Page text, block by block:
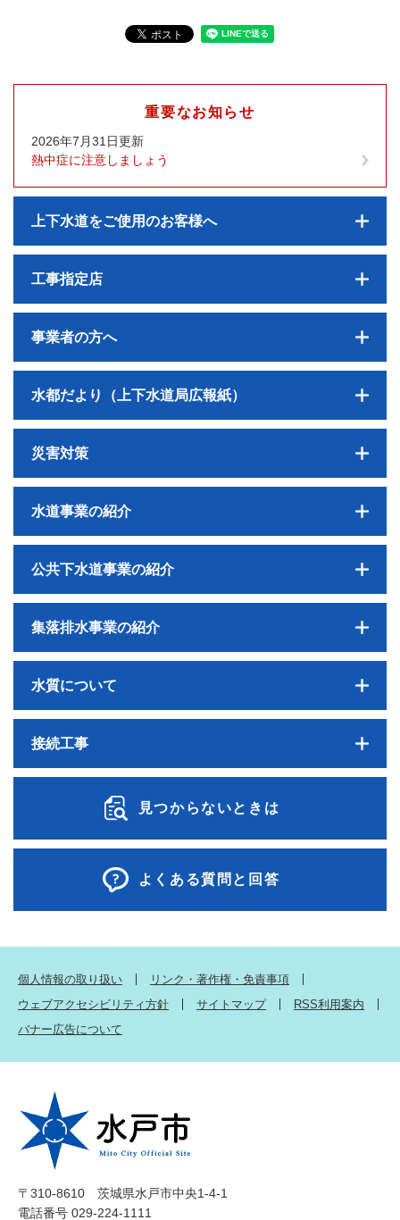
重要なお知らせ
2026年7月31日更新
熱中症に注意しましょう
上下水道をご使用のお客様へ
工事指定店
事業者の方へ
水都だより（上下水道局広報紙）
災害対策
水道事業の紹介
公共下水道事業の紹介
集落排水事業の紹介
水質について
接続工事
見つからないときは
よくある質問と回答
個人情報の取り扱い
リンク・著作権・免責事項
ウェブアクセシビリティ方針
サイトマップ
RSS利用案内
バナー広告について
〒310-8610 茨城県水戸市中央1-4-1
電話番号 029-224-1111